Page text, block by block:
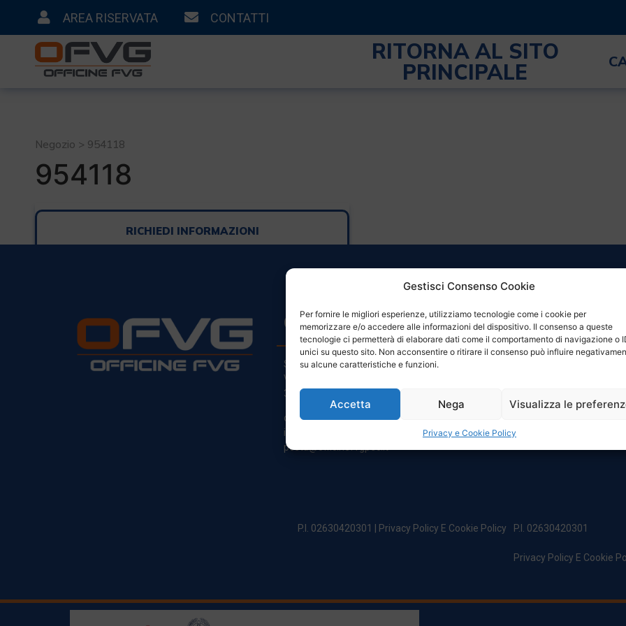
Gestisci Consenso Cookie
Per fornire le migliori esperienze, utilizziamo tecnologie come i cookie per
memorizzare e/o accedere alle informazioni del dispositivo. Il consenso a queste
tecnologie ci permetterà di elaborare dati come il comportamento di navigazione o
unici su questo sito. Non acconsentire o ritirare il consenso può influire
su alcune caratteristiche e funzioni.
Accetta Nega Visualizza le
Privacy e Cookie Policy
AREA RISERVATA CONTATTI
RITORNA AL SITO
PRINCIPALE
Negozio > 954118
954118
RICHIEDI INFORMAZIONI
CONTATTI
Sede Legale:
Via Principe Di Udine 144
33030 Campoformido (Ud)
clienti@officinefvg.it
info@officinefvg.it
posta@officinefvgpec.It
ORARI
Domenica: Chiuso
P.I. 02630420301 | Privacy Policy E Cookie Policy P.I. 02630420301
Privacy Policy E Cookie